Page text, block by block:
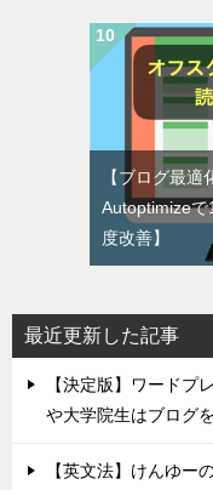
【ブログ最
Autoptimizeで
度改善】
最近更新した記事
【決定版】ワードプ
や大学院生はブログ
【英文法】けんゆー